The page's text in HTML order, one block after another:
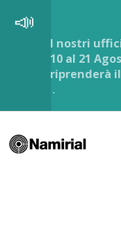
I nostri
10 al 21
riprenderà
.